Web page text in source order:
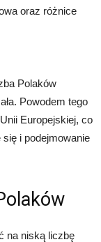
oraz różnice
Polaków
Powodem tego
Europejskiej, co
i podejmowanie
na niską liczbę